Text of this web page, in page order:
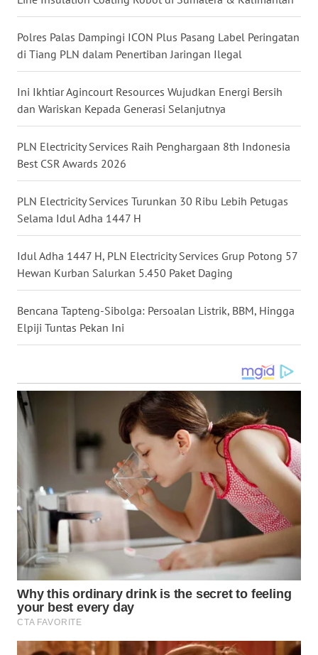
Polres Palas Dampingi ICON Plus Pasang Label Peringatan
di Tiang PLN dalam Penertiban Jaringan Ilegal
Ini Ikhtiar Agincourt Resources Wujudkan Energi Bersih
dan Wariskan Kepada Generasi Selanjutnya
PLN Electricity Services Raih Penghargaan 8th Indonesia
Best CSR Awards 2026
PLN Electricity Services Turunkan 30 Ribu Lebih Petugas
Selama Idul Adha 1447 H
Idul Adha 1447 H, PLN Electricity Services Grup Potong 57
Hewan Kurban Salurkan 5.450 Paket Daging
Bencana Tapteng-Sibolga: Persoalan Listrik, BBM, Hingga
Elpiji Tuntas Pekan Ini
MALUKU
WN
MALUT
WN
DAIRI
WN
DANAU
TOBA
WN
WN
WN
TAPANULI
WN
TANJUNG
LESUNG
WN
SIMALUNGUN
WN
LABUHANBATU
WN
TAPANULI
TENGAH